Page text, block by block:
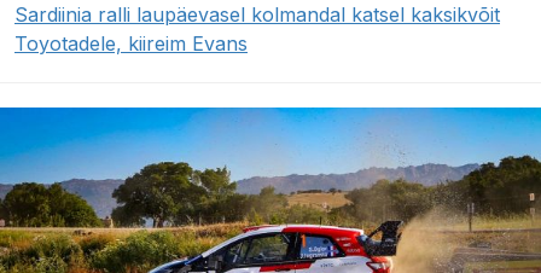
Sardiinia ralli laupäevasel kolmandal katsel kaksikvõit
Toyotadele, kiireim Evans